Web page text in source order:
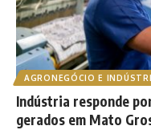
AGRONEGÓCIO E
Indústria responde
gerados em Mato